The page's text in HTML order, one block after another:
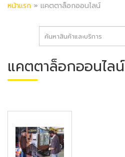
หน้าแรก » แคตตาล็อกออนไลน์
แคตตาล็อกออนไลน์